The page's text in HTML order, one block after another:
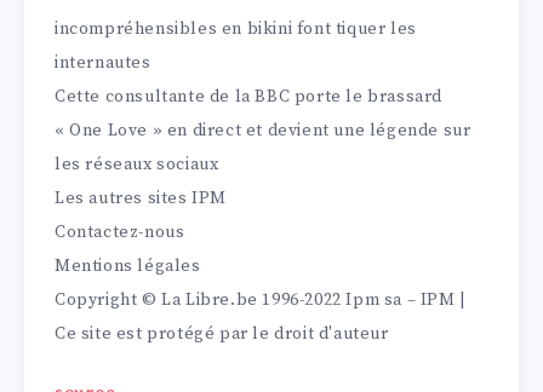
incompréhensibles en bikini font tiquer les
internautes
Cette consultante de la BBC porte le brassard
« One Love » en direct et devient une légende sur
les réseaux sociaux
Les autres sites IPM
Contactez-nous
Mentions légales
Copyright © La Libre.be 1996-2022 Ipm sa – IPM |
Ce site est protégé par le droit d'auteur